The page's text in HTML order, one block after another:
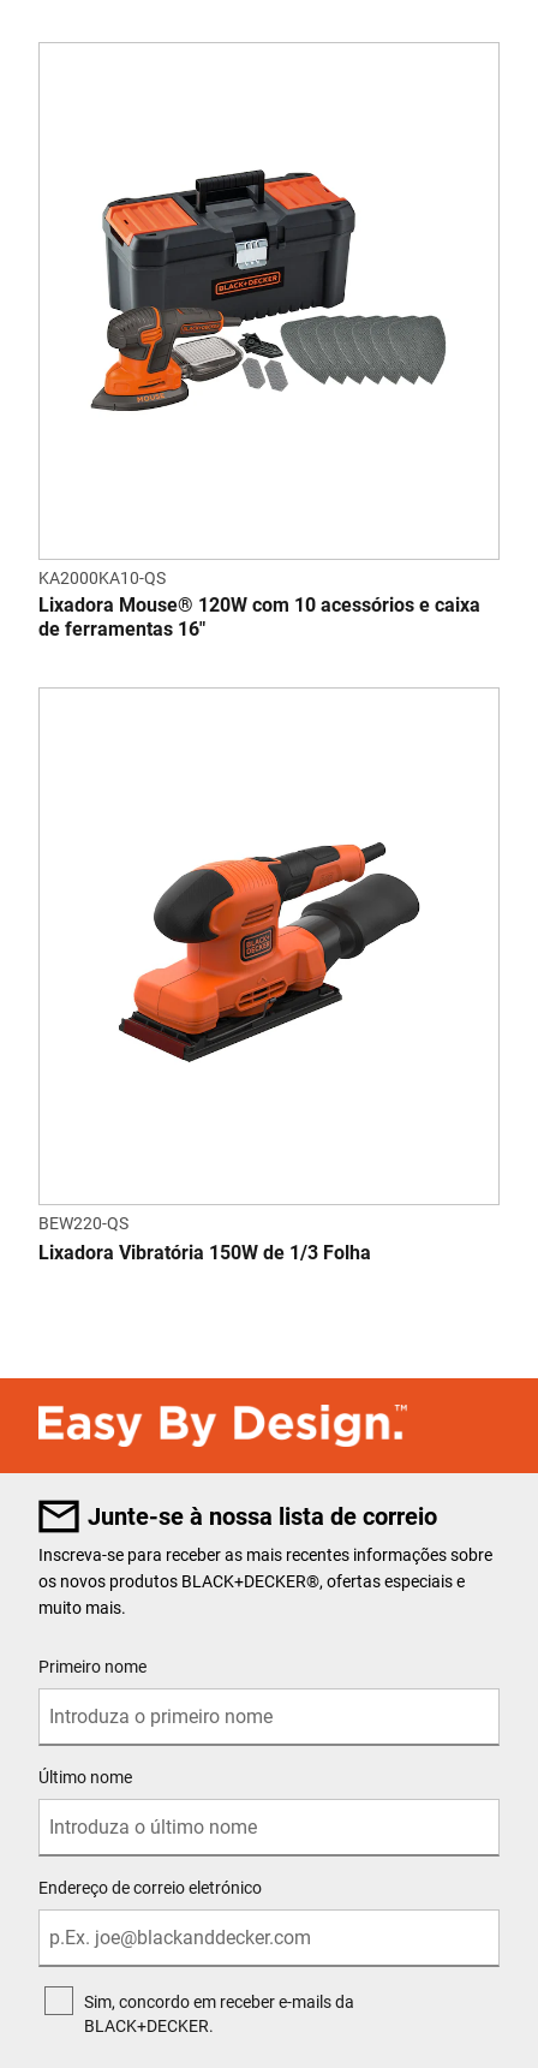
KA2000KA10-QS
Lixadora Mouse® 120W com 10 acessórios e caixa
de ferramentas 16"
BEW220-QS
Lixadora Vibratória 150W de 1/3 Folha
Junte-se à nossa lista de correio
Inscreva-se para receber as mais recentes informações sobre
os novos produtos BLACK+DECKER®, ofertas especiais e
muito mais.
Primeiro nome
Último nome
Endereço de correio eletrónico
Sim, concordo em receber e-mails da
BLACK+DECKER.